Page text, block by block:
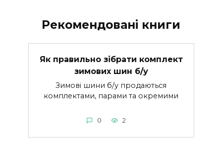
Рекомендовані книги
Як правильно зібрати комплект
зимових шин б/у
Зимові шини б/у продаються
комплектами, парами та окремими
0 2